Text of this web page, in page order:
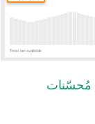
مُحسّنات